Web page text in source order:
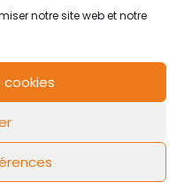
notre site web et notre
de cookies